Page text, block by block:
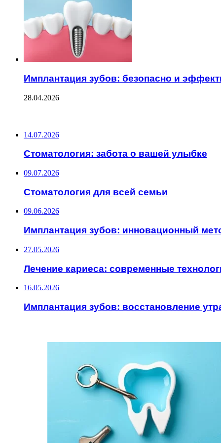
Имплантация зубов: безопасно и
28.04.2026
14.07.2026
Стоматология: забота о вашей улыбке
09.07.2026
Стоматология для всей семьи
09.06.2026
Имплантация зубов: инновационный
27.05.2026
Лечение кариеса: современные
16.05.2026
Имплантация зубов: восстановление